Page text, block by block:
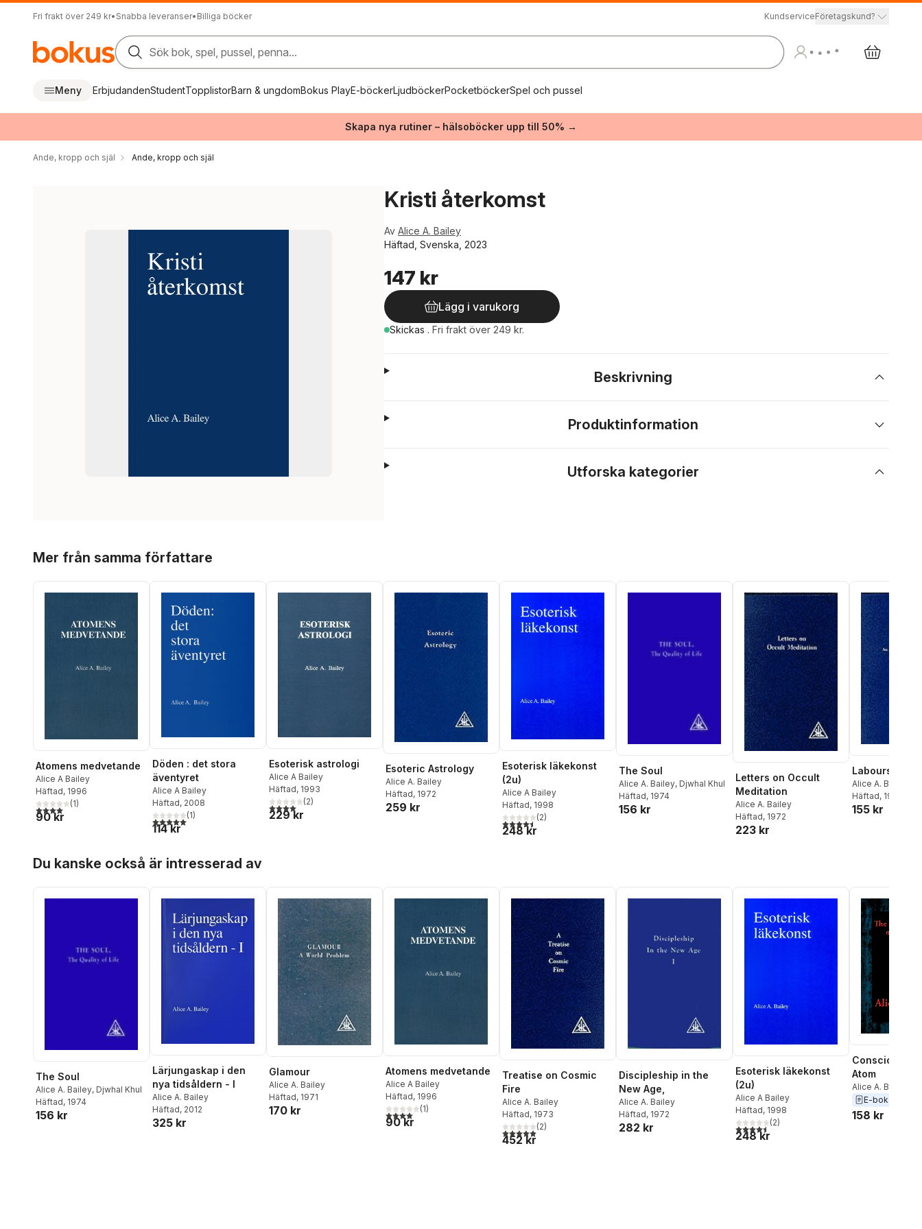
Fri frakt över 249 kr• Snabba leveranser• Billiga böcker KundserviceFöretagskund?
Sök bok, spel, pussel, penna...
Meny ErbjudandenStudentTopplistorBarn & ungdomBokus PlayE-böckerLjudböckerPocketböckerSpel och pussel
Skapa nya rutiner – hälsoböcker upp till 50% →
Ande, kropp och själ Ande, kropp och själ
Kristi återkomst
Av Alice A. Bailey
Häftad, Svenska, 2023
147 kr
Lägg i varukorg
Skickas . Fri frakt över 249 kr.
Beskrivning
Produktinformation
Utforska kategorier
Mer från samma författare
Atomens medvetande
Alice A Bailey
Häftad, 1996
4,0utav 5 stjärnor. Totalt antal röster:
(1)
90 kr
Döden : det stora
äventyret
Alice A Bailey
Häftad, 2008
5,0utav 5 stjärnor. Totalt antal röster:
(1)
114 kr
Esoterisk astrologi
Alice A Bailey
Häftad, 1993
4,0utav 5 stjärnor. Totalt antal röster:
(2)
229 kr
Esoteric Astrology
Alice A. Bailey
Häftad, 1972
259 kr
Esoterisk läkekonst
(2u)
Alice A Bailey
Häftad, 1998
4,5utav 5 stjärnor. Totalt antal röster:
(2)
248 kr
The Soul
Alice A. Bailey, Djwhal Khul
Häftad, 1974
156 kr
Letters on Occult
Meditation
Alice A. Bailey
Häftad, 1972
223 kr
Labours of
Alice A. Bailey
Häftad, 1983
155 kr
Du kanske också är intresserad av
The Soul
Alice A. Bailey, Djwhal Khul
Häftad, 1974
156 kr
Lärjungaskap i den
nya tidsåldern - I
Alice A. Bailey
Häftad, 2012
325 kr
Glamour
Alice A. Bailey
Häftad, 1971
170 kr
Atomens medvetande
Alice A Bailey
Häftad, 1996
4,0utav 5 stjärnor. Totalt antal röster:
(1)
90 kr
Treatise on Cosmic
Fire
Alice A. Bailey
Häftad, 1973
5,0utav 5 stjärnor. Totalt antal röster:
(2)
452 kr
Discipleship in the
New Age,
Alice A. Bailey
Häftad, 1972
282 kr
Esoterisk läkekonst
(2u)
Alice A Bailey
Häftad, 1998
4,5utav 5 stjärnor. Totalt antal röster:
(2)
248 kr
Atom
Alice A. Bailey
E-bok
158 kr